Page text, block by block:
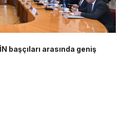
başçıları arasında geniş